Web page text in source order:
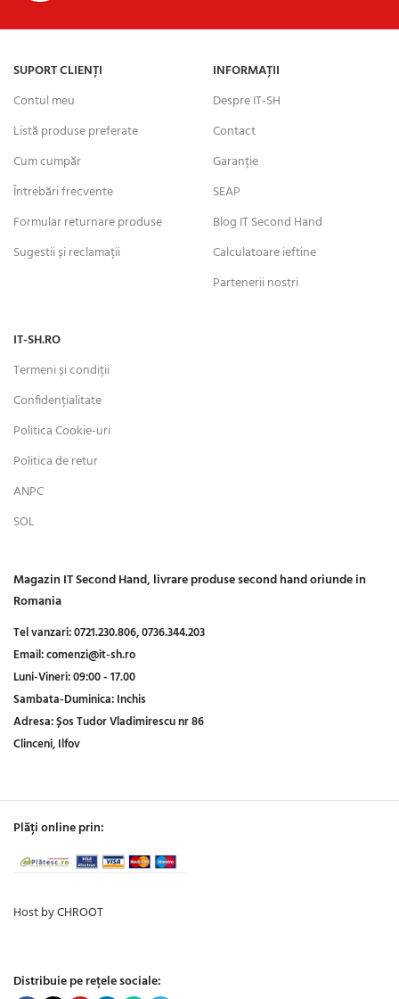
SUPORT CLIENȚI
Contul meu
Listă produse preferate
Cum cumpăr
Întrebări frecvente
Formular returnare produse
Sugestii și reclamații
INFORMAȚII
Despre IT-SH
Contact
Garanție
SEAP
Blog IT Second Hand
Calculatoare ieftine
Partenerii nostri
IT-SH.RO
Termeni și condiții
Confidențialitate
Politica Cookie-uri
Politica de retur
ANPC
SOL
Magazin IT Second Hand, livrare produse second hand oriunde in
Romania
Tel vanzari:0721.230.806,0736.344.203
Email:comenzi@it-sh.ro
Luni-Vineri:09:00 - 17.00
Sambata-Duminica:Inchis
Adresa:Șos Tudor Vladimirescu nr 86
Clinceni, Ilfov
Plăți online prin:
Host by CHROOT
Distribuie pe rețele sociale: